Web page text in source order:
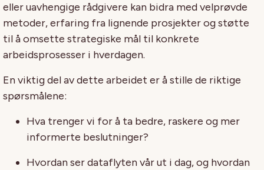
eller uavhengige rådgivere kan bidra med velprøvde
metoder, erfaring fra lignende prosjekter og støtte
til å omsette strategiske mål til konkrete
arbeidsprosesser i hverdagen.
En viktig del av dette arbeidet er å stille de riktige
spørsmålene:
Hva trenger vi for å ta bedre, raskere og mer
informerte beslutninger?
Hvordan ser dataflyten vår ut i dag, og hvordan